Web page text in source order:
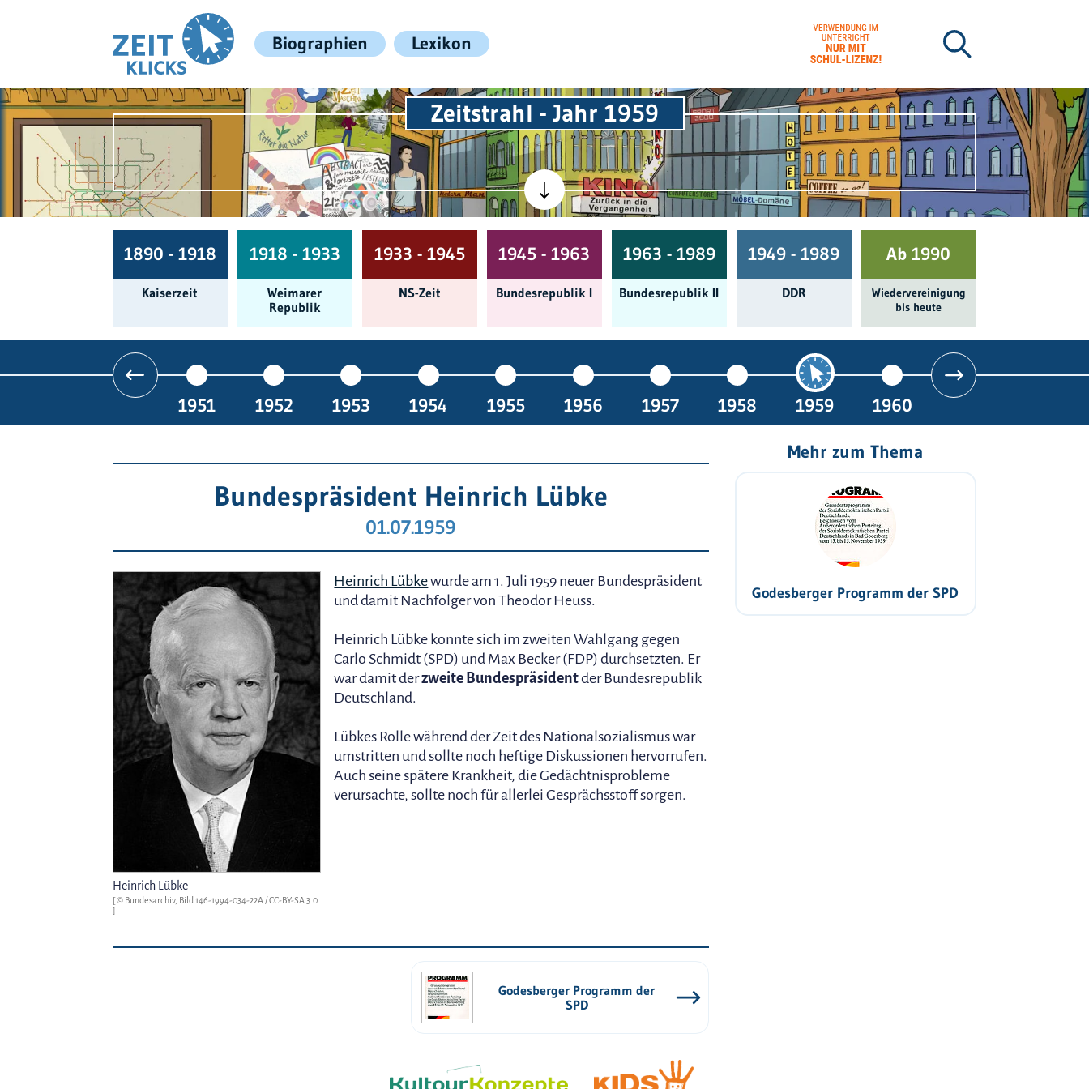
Biographien Lexikon
Zeitstrahl - Jahr 1959
1890 - 1918
Kaiserzeit
1918 - 1933
Weimarer
Republik
1933 - 1945
NS-Zeit
1945 - 1963
Bundes­republik I
1963 - 1989
Bundes­republik II
1949 - 1989
DDR
Ab 1990
Wieder­ver­einigung
bis heute
1951 1952 1953 1954 1955 1956 1957 1958 1959 1960
Bundespräsident Heinrich Lübke
01.07.1959
Heinrich Lübke
[ © Bundesarchiv, Bild 146-1994-034-22A /CC-BY-SA 3.0
]
Heinrich Lübkewurde am 1. Juli 1959 neuer Bundespräsident
und damit Nachfolger von Theodor Heuss.
Heinrich Lübke konnte sich im zweiten Wahlgang gegen
Carlo Schmidt (SPD) und Max Becker (FDP) durchsetzten. Er
war damit derzweite Bundespräsidentder Bundesrepublik
Deutschland.
Lübkes Rolle während der Zeit des Nationalsozialismus war
umstritten und sollte noch heftige Diskussionen hervorrufen.
Auch seine spätere Krankheit, die Gedächtnisprobleme
verursachte, sollte noch für allerlei Gesprächsstoff sorgen.
Godesberger Programm der
SPD
Mehr zum Thema
Godesberger Programm der SPD